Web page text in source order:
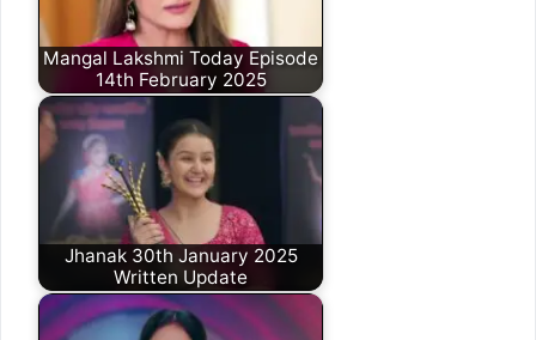
Mangal Lakshmi Today Episode
14th February 2025
Jhanak 30th January 2025
Written Update